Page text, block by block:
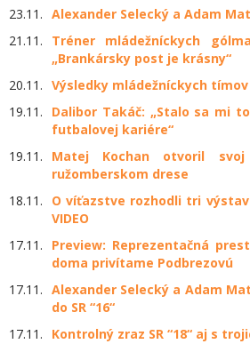
23.11. Alexander Selecký a Adam
21.11.
Tréner mládežníckych
„Brankársky post je krásny“
20.11. Výsledky mládežníckych tímov
19.11.
Dalibor Takáč: „Stalo sa mi
futbalovej kariére“
19.11.
Matej Kochan otvoril
ružomberskom drese
18.11.
O víťazstve rozhodli tri
VIDEO
17.11.
Preview: Reprezentačná
doma privítame Podbrezovú
17.11. Alexander Selecký a Adam
do SR “16“
17.11.
Kontrolný zraz SR “18“ aj s